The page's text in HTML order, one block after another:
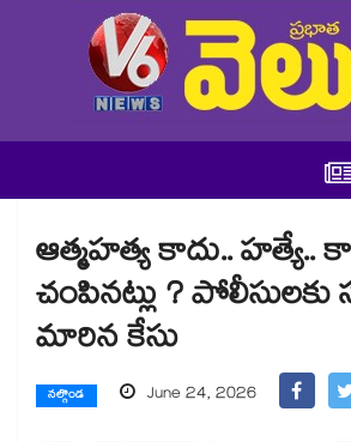
ఆత్మహత్య కాదు.. హత్యే..
చంపినట్లు ?
మారిన కేసు
నల్గొండ June 24, 2026